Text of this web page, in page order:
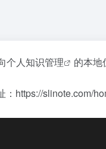
个人知识管理 的本地
：https://slinote.com/